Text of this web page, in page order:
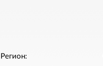
Регион: